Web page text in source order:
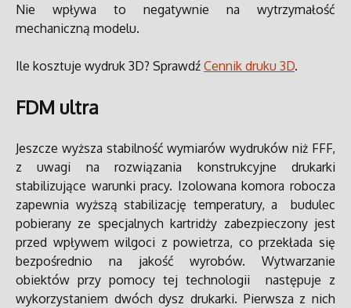
Nie wpływa to negatywnie na wytrzymałość
mechaniczną modelu.
Ile kosztuje wydruk 3D? Sprawdź Cennik druku 3D.
FDM ultra
Jeszcze wyższa stabilność wymiarów wydruków niż FFF,
z uwagi na rozwiązania konstrukcyjne drukarki
stabilizujące warunki pracy. Izolowana komora robocza
zapewnia wyższą stabilizację temperatury, a budulec
pobierany ze specjalnych kartridży zabezpieczony jest
przed wpływem wilgoci z powietrza, co przekłada się
bezpośrednio na jakość wyrobów. Wytwarzanie
obiektów przy pomocy tej technologii następuje z
wykorzystaniem dwóch dysz drukarki. Pierwsza z nich